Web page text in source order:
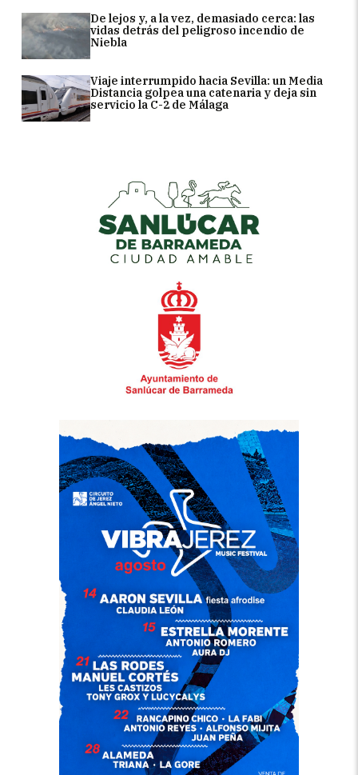
De lejos y, a la vez, demasiado cerca: las
vidas detrás del peligroso incendio de
Niebla
Viaje interrumpido hacia Sevilla: un Media
Distancia golpea una catenaria y deja sin
servicio la C-2 de Málaga